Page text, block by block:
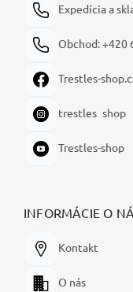
Expedícia a
Obchod: +420
Trestles-
trestles_shop
Trestles-shop
INFORMÁCIE O
Kontakt
O nás